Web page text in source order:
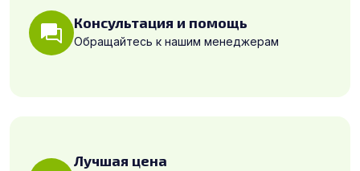
Консультация и помощь
Обращайтесь к нашим менеджерам
Лучшая цена